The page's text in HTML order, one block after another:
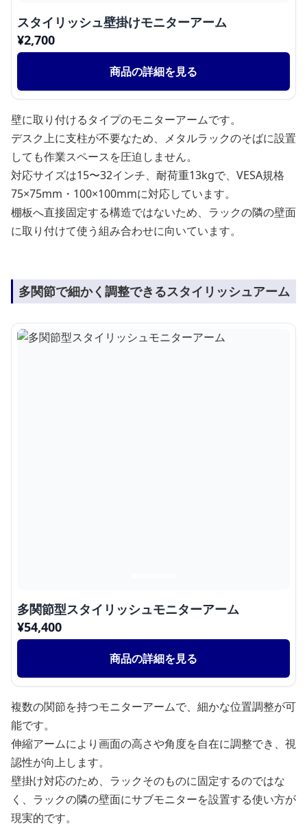
スタイリッシュ壁掛けモニターアーム
¥2,700
商品の詳細を見る
壁に取り付けるタイプのモニターアームです。
デスク上に支柱が不要なため、メタルラックのそばに設置
しても作業スペースを圧迫しません。
対応サイズは15〜32インチ、耐荷重13kgで、VESA規格
75×75mm・100×100mmに対応しています。
棚板へ直接固定する構造ではないため、ラックの隣の壁面
に取り付けて使う組み合わせに向いています。
多関節で細かく調整できるスタイリッシュアーム
多関節型スタイリッシュモニターアーム
¥54,400
商品の詳細を見る
複数の関節を持つモニターアームで、細かな位置調整が可
能です。
伸縮アームにより画面の高さや角度を自在に調整でき、視
認性が向上します。
壁掛け対応のため、ラックそのものに固定するのではな
く、ラックの隣の壁面にサブモニターを設置する使い方が
現実的です。